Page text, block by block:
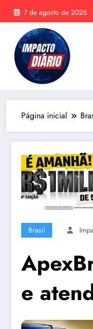
Pular
para
conteúdo
7 de agosto de 2026
Página inicial
Brasil
e